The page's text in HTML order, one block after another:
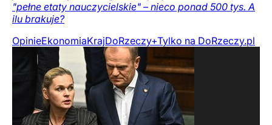
"pełne etaty nauczycielskie" – nieco ponad 500 tys. A
ilu brakuje?
OpinieEkonomiaKrajDoRzeczy+Tylko na DoRzeczy.pl